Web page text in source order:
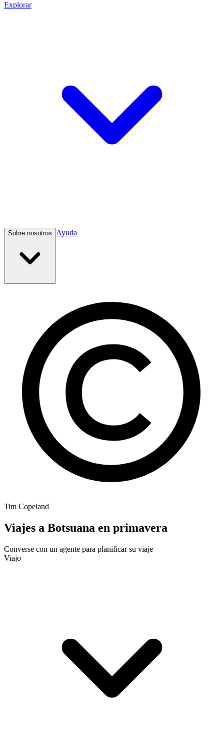
Explorar
Sobre nosotros Ayuda
Tim Copeland
Viajes a Botsuana en primavera
Converse con un agente para planificar su viaje
Viajo